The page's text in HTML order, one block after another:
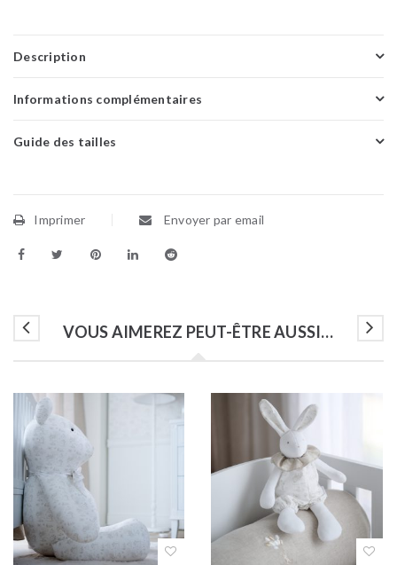
Description
Informations complémentaires
Guide des tailles
Imprimer Envoyer par email
VOUS AIMEREZ PEUT-ÊTRE AUSSI…